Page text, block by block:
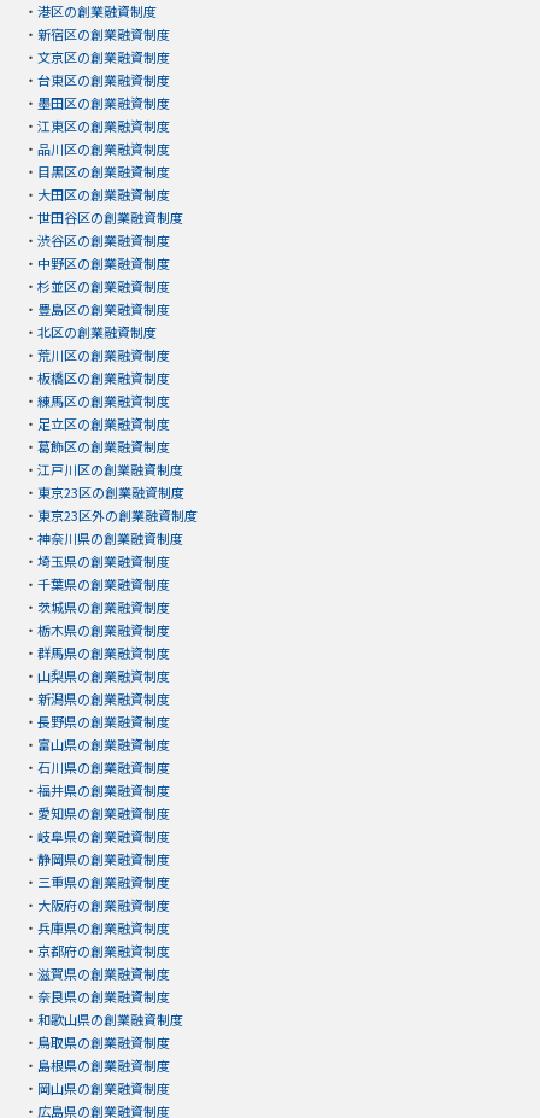
・ 港区の創業融資制度
・ 新宿区の創業融資制度
・ 文京区の創業融資制度
・ 台東区の創業融資制度
・ 墨田区の創業融資制度
・ 江東区の創業融資制度
・ 品川区の創業融資制度
・ 目黒区の創業融資制度
・ 大田区の創業融資制度
・ 世田谷区の創業融資制度
・ 渋谷区の創業融資制度
・ 中野区の創業融資制度
・ 杉並区の創業融資制度
・ 豊島区の創業融資制度
・ 北区の創業融資制度
・ 荒川区の創業融資制度
・ 板橋区の創業融資制度
・ 練馬区の創業融資制度
・ 足立区の創業融資制度
・ 葛飾区の創業融資制度
・ 江戸川区の創業融資制度
・ 東京23区の創業融資制度
・ 東京23区外の創業融資制度
・ 神奈川県の創業融資制度
・ 埼玉県の創業融資制度
・ 千葉県の創業融資制度
・ 茨城県の創業融資制度
・ 栃木県の創業融資制度
・ 群馬県の創業融資制度
・ 山梨県の創業融資制度
・ 新潟県の創業融資制度
・ 長野県の創業融資制度
・ 富山県の創業融資制度
・ 石川県の創業融資制度
・ 福井県の創業融資制度
・ 愛知県の創業融資制度
・ 岐阜県の創業融資制度
・ 静岡県の創業融資制度
・ 三重県の創業融資制度
・ 大阪府の創業融資制度
・ 兵庫県の創業融資制度
・ 京都府の創業融資制度
・ 滋賀県の創業融資制度
・ 奈良県の創業融資制度
・ 和歌山県の創業融資制度
・ 鳥取県の創業融資制度
・ 島根県の創業融資制度
・ 岡山県の創業融資制度
・ 広島県の創業融資制度